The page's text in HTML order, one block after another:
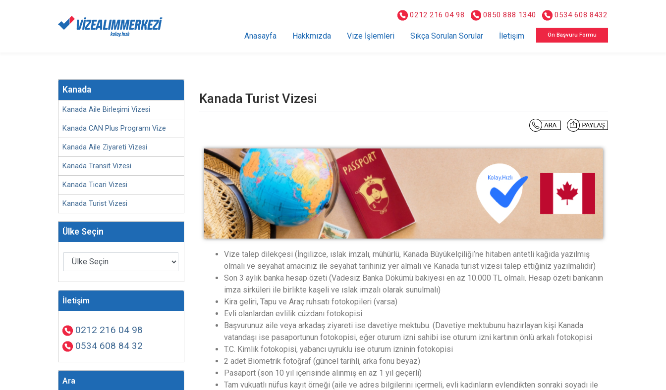
0212 216 04 98 0850 888 1340 0534 608 8432
Anasayfa Hakkmızda Vize İşlemleri Sıkça Sorulan Sorular İletişim Ön Başvuru Formu
Kanada
Kanada Aile Birleşimi Vizesi
Kanada CAN Plus Programı Vize
Kanada Aile Ziyareti Vizesi
Kanada Transit Vizesi
Kanada Ticari Vizesi
Kanada Turist Vizesi
Ülke Seçin
İletişim
0212 216 04 98
0534 608 84 32
Ara
Kanada Turist Vizesi
Vize talep dilekçesi (İngilizce, ıslak imzalı, mühürlü, Kanada Büyükelçiliği’ne hitaben antetli kağıda yazılmış
olmalı ve seyahat amacınız ile seyahat tarihiniz yer almalı ve Kanada turist vizesi talep ettiğiniz yazılmalıdır)
Son 3 aylık banka hesap özeti (Vadesiz Banka Dökümü bakiyesi en az 10.000 TL olmalı. Hesap özeti bankanın
imza sirküleri ile birlikte kaşeli ve ıslak imzalı olarak sunulmalı)
Kira geliri, Tapu ve Araç ruhsatı fotokopileri (varsa)
Evli olanlardan evlilik cüzdanı fotokopisi
Başvurunuz aile veya arkadaş ziyareti ise davetiye mektubu. (Davetiye mektubunu hazırlayan kişi Kanada
vatandaşı ise pasaportunun fotokopisi, eğer oturum izni sahibi ise oturum izni kartının önlü arkalı fotokopisi
T.C. Kimlik fotokopisi, yabancı uyruklu ise oturum izninin fotokopisi
2 adet Biometrik fotoğraf (güncel tarihli, arka fonu beyaz)
Pasaport (son 10 yıl içerisinde alınmış en az 1 yıl geçerli)
Tam vukuatlı nüfus kayıt örneği (aile ve adres bilgilerini içermeli, evli kadınların evlendikten sonraki soyadı ile